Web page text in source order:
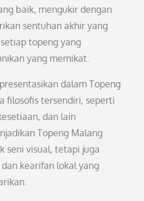
baik, mengukir dengan
sentuhan akhir yang
topeng yang
yang memikat.
dalam Topeng
filosofis tersendiri, seperti
dan lain
Topeng Malang
seni visual, tetapi juga
kearifan lokal yang